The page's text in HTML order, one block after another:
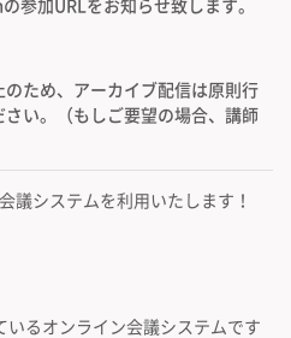
ため、アーカイブ配信は原則行
い。（もしご要望の場合、講師
議システムを利用いたします！
るオンライン会議システムです